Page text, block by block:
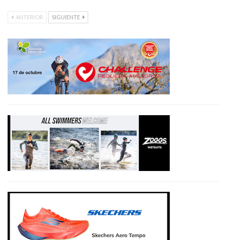
ANTERIOR SIGUIENTE